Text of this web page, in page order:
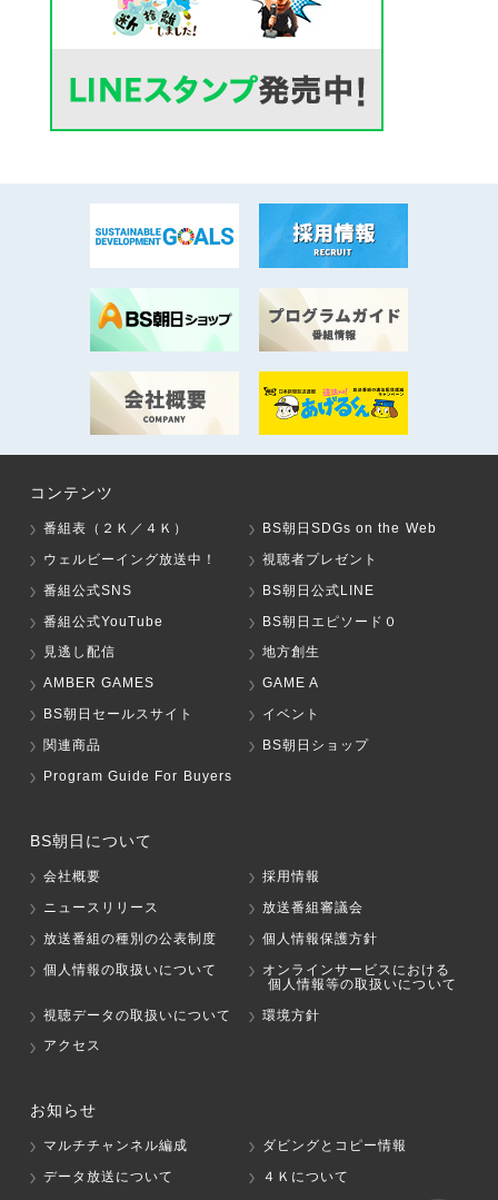
コンテンツ
番組表（２Ｋ／４Ｋ）
BS朝日SDGs on the Web
ウェルビーイング放送中！
視聴者プレゼント
番組公式SNS
BS朝日公式LINE
番組公式YouTube
BS朝日エピソード０
見逃し配信
地方創生
AMBER GAMES
GAME A
BS朝日セールスサイト
イベント
関連商品
BS朝日ショップ
Program Guide For Buyers
BS朝日について
会社概要
採用情報
ニュースリリース
放送番組審議会
放送番組の種別の公表制度
個人情報保護方針
個人情報の取扱いについて
オンラインサービスにおける
個人情報等の取扱いについて
視聴データの取扱いについて
環境方針
アクセス
お知らせ
マルチチャンネル編成
ダビングとコピー情報
データ放送について
４Ｋについて